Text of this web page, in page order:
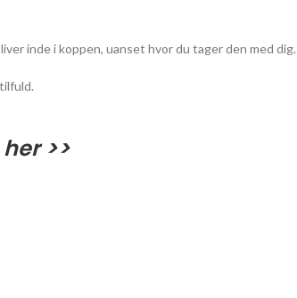
inde i koppen, uanset hvor du tager den med dig.
her >>